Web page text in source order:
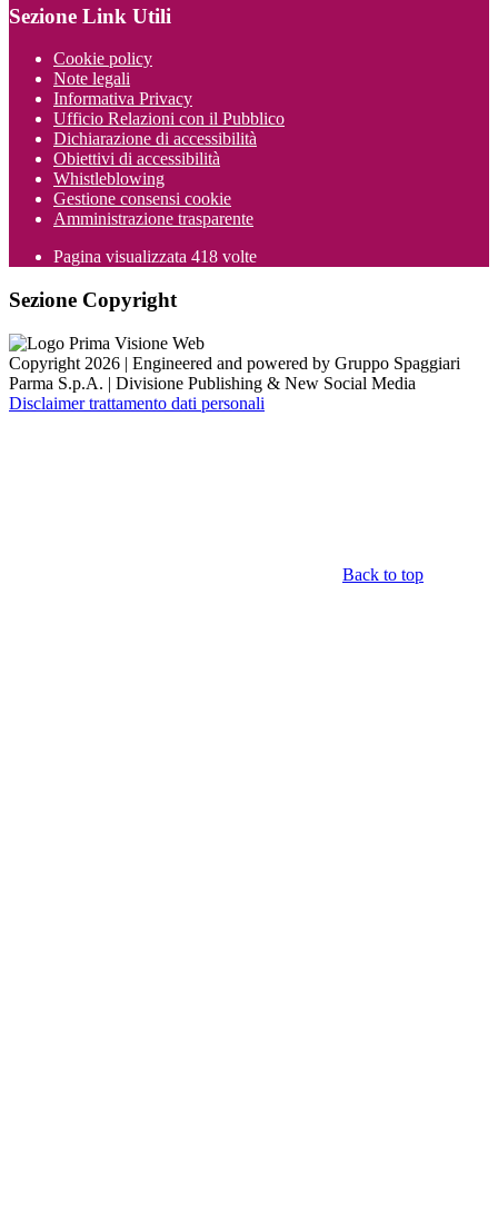
Sezione Link Utili
Cookie policy
Note legali
Informativa Privacy
Ufficio Relazioni con il Pubblico
Dichiarazione di accessibilità
Obiettivi di accessibilità
Whistleblowing
Gestione consensi cookie
Amministrazione trasparente
Pagina visualizzata 418 volte
Sezione Copyright
Copyright 2026 | Engineered and powered by Gruppo Spaggiari
Parma S.p.A. | Divisione Publishing & New Social Media
Disclaimer trattamento dati personali
Back to top